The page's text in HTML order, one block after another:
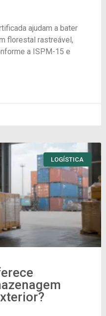
ajudam a bater
florestal rastreável,
a ISPM-15 e
LOGÍSTICA